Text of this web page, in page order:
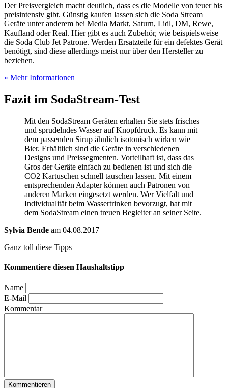
Der Preisvergleich macht deutlich, dass es die Modelle von teuer bis
preisintensiv gibt. Günstig kaufen lassen sich die Soda Stream
Geräte unter anderem bei Media Markt, Saturn, Lidl, DM, Rewe,
Kaufland oder Real. Hier gibt es auch Zubehör, wie beispielsweise
die Soda Club Jet Patrone. Werden Ersatzteile für ein defektes Gerät
benötigt, sind diese allerdings meist nur über den Hersteller zu
beziehen.
» Mehr Informationen
Fazit im SodaStream-Test
Mit den SodaStream Geräten erhalten Sie stets frisches
und sprudelndes Wasser auf Knopfdruck. Es kann mit
dem passenden Sirup ähnlich isotonisch wirken wie
Bier. Erhältlich sind die Geräte in verschiedenen
Designs und Preissegmenten. Vorteilhaft ist, dass das
Gros der Geräte einfach zu bedienen ist und sich die
CO2 Kartuschen schnell tauschen lassen. Mit einem
entsprechenden Adapter können auch Patronen von
anderen Marken eingesetzt werden. Wer Vielfalt und
Individualität beim Wassertrinken bevorzugt, hat mit
dem SodaStream einen treuen Begleiter an seiner Seite.
Sylvia Bende am 04.08.2017
Ganz toll diese Tipps
Kommentiere diesen Haushaltstipp
Name
E-Mail
Kommentar